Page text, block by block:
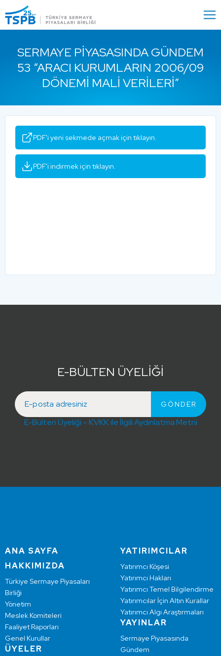
Close
SERMAYE PIYASASINDA GÜNDEM
53 “ARACI KURUMLARIN 2006/09
DÖNEMI MALI VERILERI”
PDF'i yeni sekmede açmak için tıklayın.
PDF'i indirmek için tıklayın.
E-BÜLTEN ÜYELİĞİ
E-Bülten Üyeliği – KVKK ile İlgili Aydınlatma Metni
ANA SAYFA
HAKKIMIZDA
Türkiye Sermaye Piyasaları
Birliği
Yönetim
Meslek Komiteleri
Faaliyet Raporları
Genel Kurullar
ÜYELER
YATIRIMCILAR
Yatırımcı Köşesi
Yatırımcı Hakları
Yatırımcı Temel Bilgilendirme
Yatırımcılar İçin Altın Kurallar
Yatırımcı Algı Araştırmaları
YAYINLAR
Sermaye Piyasasında
Gündem